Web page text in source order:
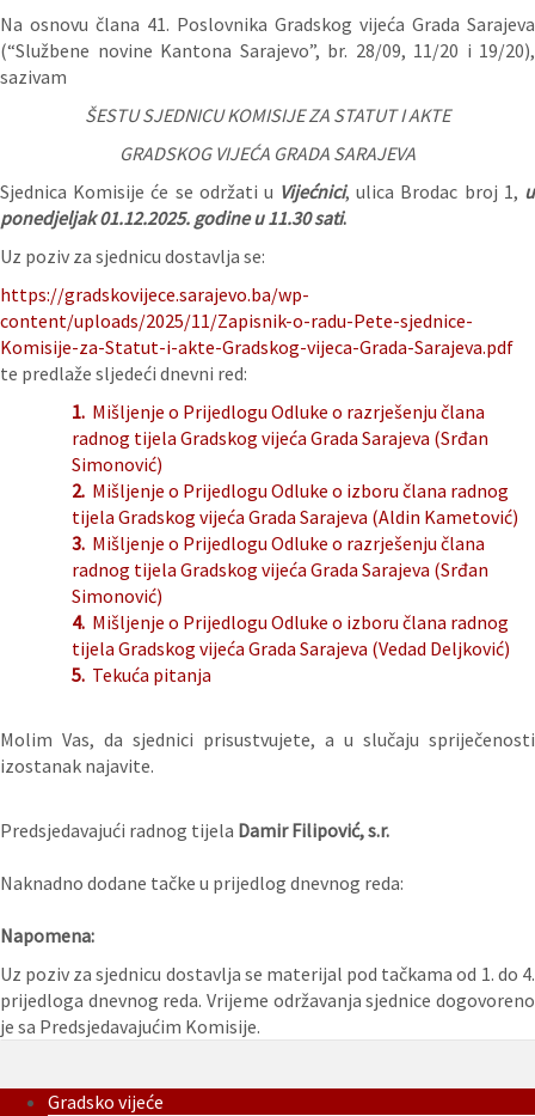
Na osnovu člana 41. Poslovnika Gradskog vijeća Grada Sarajeva
(“Službene novine Kantona Sarajevo”, br. 28/09, 11/20 i 19/20),
sazivam
ŠESTU SJEDNICU KOMISIJE ZA STATUT I AKTE
GRADSKOG VIJEĆA GRADA SARAJEVA
Sjednica Komisije će se održati u Vijećnici, ulica Brodac broj 1, u
ponedjeljak 01.12.2025. godine u 11.30 sati.
Uz poziv za sjednicu dostavlja se:
https://gradskovijece.sarajevo.ba/wp-
content/uploads/2025/11/Zapisnik-o-radu-Pete-sjednice-
Komisije-za-Statut-i-akte-Gradskog-vijeca-Grada-Sarajeva.pdf
te predlaže sljedeći dnevni red:
1. Mišljenje o Prijedlogu Odluke o razrješenju člana
radnog tijela Gradskog vijeća Grada Sarajeva (Srđan
Simonović)
2. Mišljenje o Prijedlogu Odluke o izboru člana radnog
tijela Gradskog vijeća Grada Sarajeva (Aldin Kametović)
3. Mišljenje o Prijedlogu Odluke o razrješenju člana
radnog tijela Gradskog vijeća Grada Sarajeva (Srđan
Simonović)
4. Mišljenje o Prijedlogu Odluke o izboru člana radnog
tijela Gradskog vijeća Grada Sarajeva (Vedad Deljković)
5. Tekuća pitanja
Molim Vas, da sjednici prisustvujete, a u slučaju spriječenosti
izostanak najavite.
Predsjedavajući radnog tijela Damir Filipović, s.r.
Naknadno dodane tačke u prijedlog dnevnog reda:
Napomena:
Uz poziv za sjednicu dostavlja se materijal pod tačkama od 1. do 4.
prijedloga dnevnog reda. Vrijeme održavanja sjednice dogovoreno
je sa Predsjedavajućim Komisije.
Gradsko vijeće